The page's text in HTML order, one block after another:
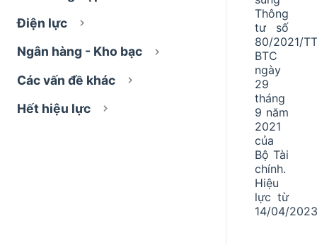
Điện lực
Ngân hàng - Kho bạc
Các vấn đề khác
Hết hiệu lực
Thông
tư số
80/2021/
BTC
ngày
29
tháng
9 năm
2021
của
Bộ Tài
chính.
Hiệu
lực từ
14/04/2023